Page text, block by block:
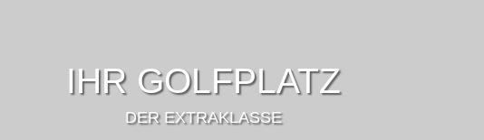
IHR GOLFPLATZ
DER EXTRAKLASSE